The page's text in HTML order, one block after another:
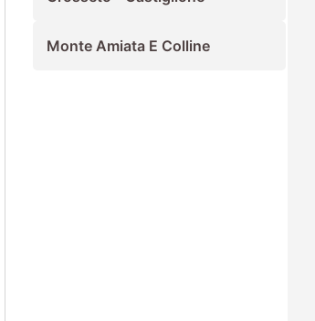
Monte Amiata E Colline